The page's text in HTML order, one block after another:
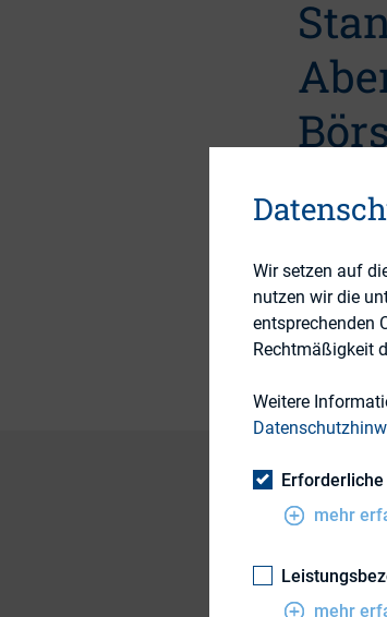
1. Januar
Hierfür
Jahre
Wir setzen auf
nutzen wir die
entsprechenden
Rechtmäßigkeit
Weitere
Erforderliche
mehr
mehr